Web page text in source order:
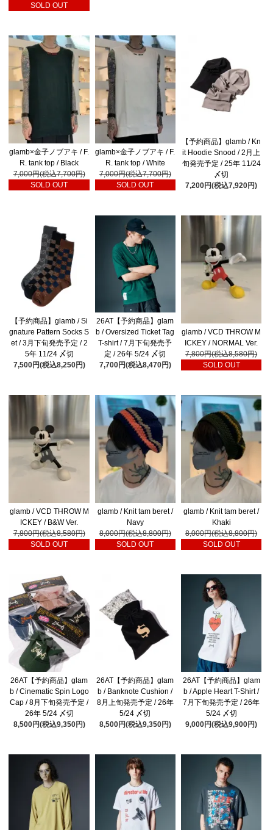
SOLD OUT
glamb×金子ノブアキ / F.
R. tank top / Black
7,000円(税込7,700円)
SOLD OUT
glamb×金子ノブアキ / F.
R. tank top / White
7,000円(税込7,700円)
SOLD OUT
【予約商品】glamb / Kn
it Hoodie Snood / 2月上
旬発売予定 / 25年 11/24
〆切
7,200円(税込7,920円)
【予約商品】glamb / Si
gnature Pattern Socks S
et / 3月下旬発売予定 / 2
5年 11/24 〆切
7,500円(税込8,250円)
26AT【予約商品】glam
b / Oversized Ticket Tag
T-shirt / 7月下旬発売予
定 / 26年 5/24 〆切
7,700円(税込8,470円)
glamb / VCD THROW M
ICKEY / NORMAL Ver.
7,800円(税込8,580円)
SOLD OUT
glamb / VCD THROW M
ICKEY / B&W Ver.
7,800円(税込8,580円)
SOLD OUT
glamb / Knit tam beret /
Navy
8,000円(税込8,800円)
SOLD OUT
glamb / Knit tam beret /
Khaki
8,000円(税込8,800円)
SOLD OUT
26AT【予約商品】glam
b / Cinematic Spin Logo
Cap / 8月下旬発売予定 /
26年 5/24 〆切
8,500円(税込9,350円)
26AT【予約商品】glam
b / Banknote Cushion /
8月上旬発売予定 / 26年
5/24 〆切
8,500円(税込9,350円)
26AT【予約商品】glam
b / Apple Heart T-Shirt /
7月下旬発売予定 / 26年
5/24 〆切
9,000円(税込9,900円)